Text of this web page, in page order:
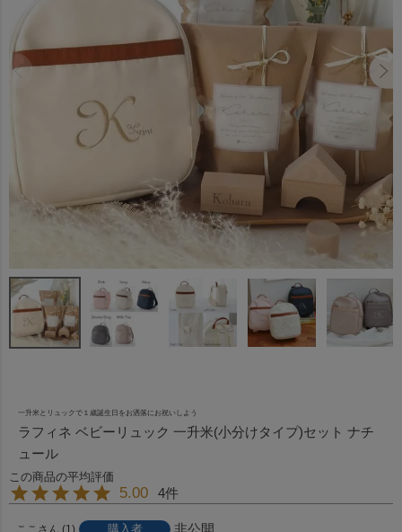
一升米とリュックで１歳誕生日をお洒落にお祝いしよう
ラフィネ ベビーリュック 一升米(小分けタイプ)セット ナチ
ュール
5.00 4
ここ 1 購入者 非公開